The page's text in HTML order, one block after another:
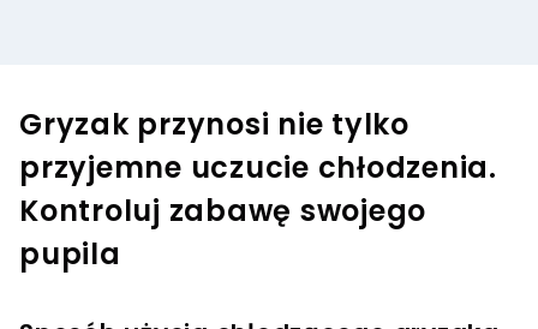
Gryzak przynosi nie tylko
przyjemne uczucie chłodzenia.
Kontroluj zabawę swojego
pupila